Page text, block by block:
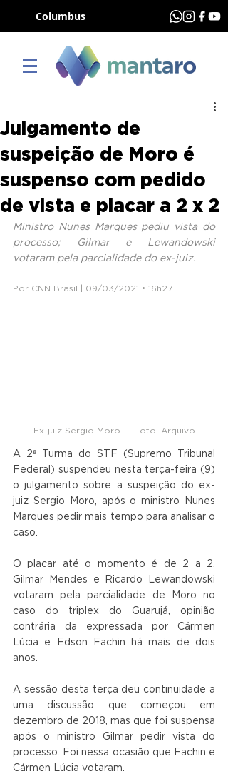
Columbus
Julgamento de
suspeição de Moro é
suspenso com pedido
de vista e placar a 2 x 2
Ministro Nunes Marques pediu vista do
processo; Gilmar e Lewandowski
votaram pela parcialidade do ex-juiz.
Por CNN Brasil | 09/03/2021 • 16h27
Ex-juiz Sergio Moro — Foto: Arquivo
A 2ª Turma do STF (Supremo Tribunal
Federal) suspendeu nesta terça-feira (9)
o julgamento sobre a suspeição do ex-
juiz Sergio Moro, após o ministro Nunes
Marques pedir mais tempo para analisar o
caso.
O placar até o momento é de 2 a 2.
Gilmar Mendes e Ricardo Lewandowski
votaram pela parcialidade de Moro no
caso do triplex do Guarujá, opinião
contrária da expressada por Cármen
Lúcia e Edson Fachin há mais de dois
anos.
A sessão desta terça deu continuidade a
uma discussão que começou em
dezembro de 2018, mas que foi suspensa
após o ministro Gilmar pedir vista do
processo. Foi nessa ocasião que Fachin e
Cármen Lúcia votaram.